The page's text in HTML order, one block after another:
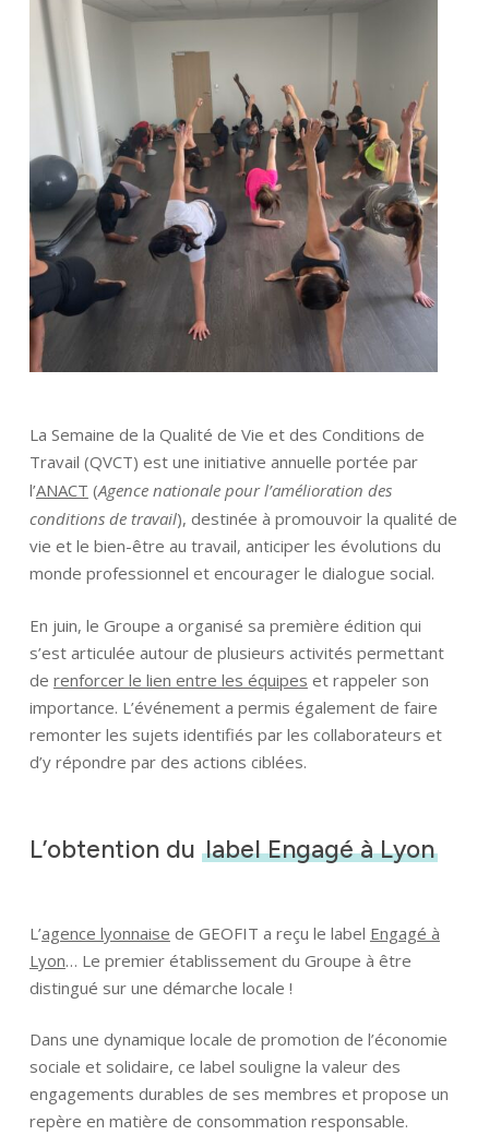
La Semaine de la Qualité de Vie et des Conditions de
Travail (QVCT) est une initiative annuelle portée par
l’ANACT (Agence nationale pour l’amélioration des
conditions de travail), destinée à promouvoir la qualité de
vie et le bien-être au travail, anticiper les évolutions du
monde professionnel et encourager le dialogue social.
En juin, le Groupe a organisé sa première édition qui
s’est articulée autour de plusieurs activités permettant
de renforcer le lien entre les équipes et rappeler son
importance. L’événement a permis également de faire
remonter les sujets identifiés par les collaborateurs et
d’y répondre par des actions ciblées.
L’obtention du label Engagé à Lyon
L’agence lyonnaise de GEOFIT a reçu le label Engagé à
Lyon… Le premier établissement du Groupe à être
distingué sur une démarche locale !
Dans une dynamique locale de promotion de l’économie
sociale et solidaire, ce label souligne la valeur des
engagements durables de ses membres et propose un
repère en matière de consommation responsable.
Engagements
Actualités
Nous rejoindre
Domaines d’activité
Savoir-faire
Références